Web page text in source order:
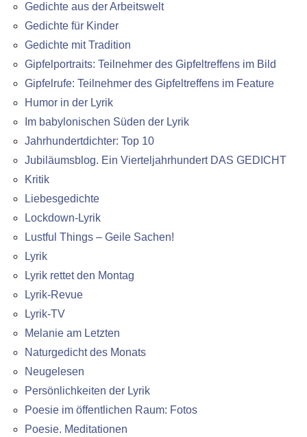
Gedichte aus der Arbeitswelt
Gedichte für Kinder
Gedichte mit Tradition
Gipfelportraits: Teilnehmer des Gipfeltreffens im Bild
Gipfelrufe: Teilnehmer des Gipfeltreffens im Feature
Humor in der Lyrik
Im babylonischen Süden der Lyrik
Jahrhundertdichter: Top 10
Jubiläumsblog. Ein Vierteljahrhundert DAS GEDICHT
Kritik
Liebesgedichte
Lockdown-Lyrik
Lustful Things – Geile Sachen!
Lyrik
Lyrik rettet den Montag
Lyrik-Revue
Lyrik-TV
Melanie am Letzten
Naturgedicht des Monats
Neugelesen
Persönlichkeiten der Lyrik
Poesie im öffentlichen Raum: Fotos
Poesie. Meditationen